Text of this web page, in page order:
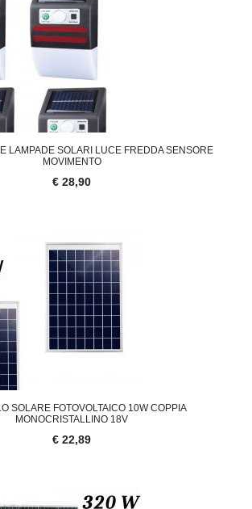
LAMPADE SOLARI LUCE FREDDA SENSORE
MOVIMENTO
€ 28,90
SOLARE FOTOVOLTAICO 10W COPPIA
MONOCRISTALLINO 18V
€ 22,89